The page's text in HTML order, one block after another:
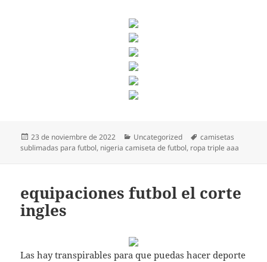
Publicado
el
23 de noviembre de 2022 Categorías
Uncategorized Etiquetas
camisetas
sublimadas para futbol, nigeria camiseta de futbol, ropa triple aaa
equipaciones futbol el corte
ingles
Las hay transpirables para que puedas hacer deporte